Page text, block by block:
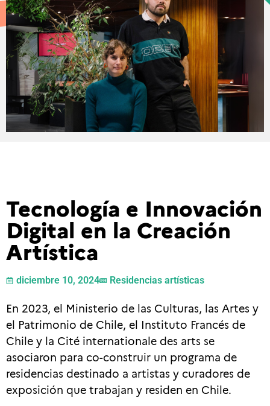
Tecnología e Innovación
Digital en la Creación
Artística
diciembre 10, 2024 Residencias artísticas
En 2023, el Ministerio de las Culturas, las Artes y
el Patrimonio de Chile, el Instituto Francés de
Chile y la Cité internationale des arts se
asociaron para co-construir un programa de
residencias destinado a artistas y curadores de
exposición que trabajan y residen en Chile.